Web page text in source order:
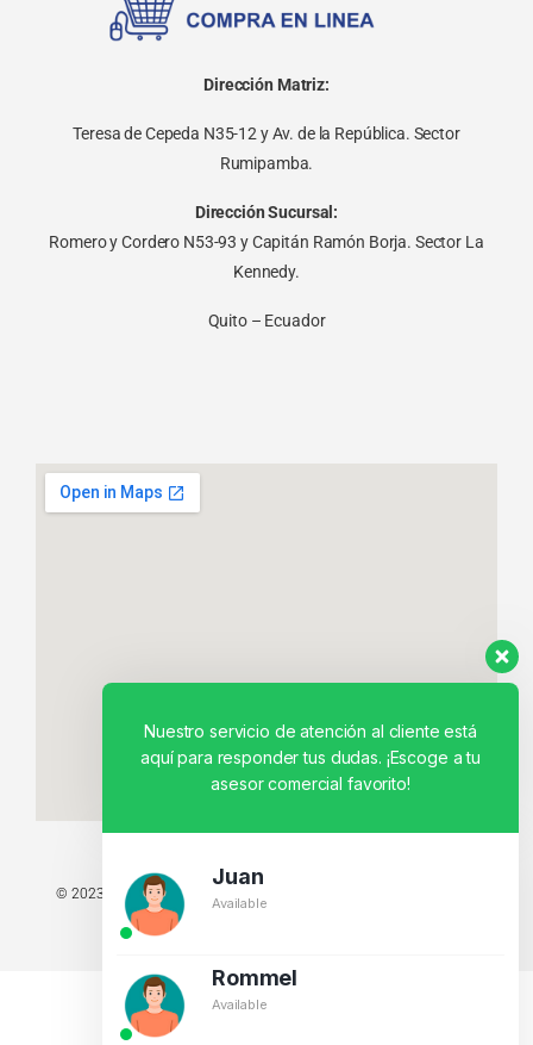
Dirección Matriz:
Teresa de Cepeda N35-12 y Av. de la República. Sector
Rumipamba.
Dirección Sucursal:
Romero y Cordero N53-93 y Capitán Ramón Borja. Sector La
Kennedy.
Quito – Ecuador
© 2023 TODOS LOS DERECHOS RESERVADOS - TECNIT TU TIENDA
TECNOLÓGICA.
Nuestro servicio de atención al cliente está
aquí para responder tus dudas. ¡Escoge a tu
asesor comercial favorito!
Juan
Available
Rommel
Available